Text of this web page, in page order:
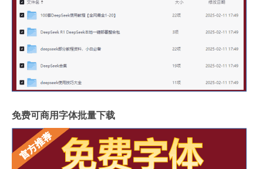
免费可商用字体批量下载